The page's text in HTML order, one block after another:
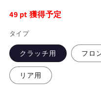
49 pt 獲得予定
タイプ
クラッチ用 フロ
リア用